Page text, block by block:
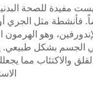
مفيدة للصحة
فأنشطة مثل الجري
وهو
الجسم بشكل طبيعي.
والاكتئاب مما